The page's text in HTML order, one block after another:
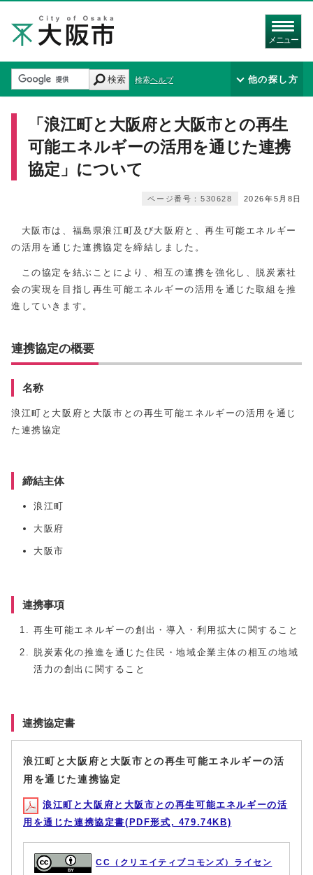
メニュー
検索 検索ヘルプ 他の探し方
「浪江町と大阪府と大阪市との再生
可能エネルギーの活用を通じた連携
協定」について
2026年5月8日
ページ番号：530628
大阪市は、福島県浪江町及び大阪府と、再生可能エネルギー
の活用を通じた連携協定を締結しました。
この協定を結ぶことにより、相互の連携を強化し、脱炭素社
会の実現を目指し再生可能エネルギーの活用を通じた取組を推
進していきます。
連携協定の概要
名称
浪江町と大阪府と大阪市との再生可能エネルギーの活用を通じ
た連携協定
締結主体
浪江町
大阪府
大阪市
連携事項
再生可能エネルギーの創出・導入・利用拡大に関すること
脱炭素化の推進を通じた住民・地域企業主体の相互の地域
活力の創出に関すること
連携協定書
浪江町と大阪府と大阪市との再生可能エネルギーの活
用を通じた連携協定
浪江町と大阪府と大阪市との再生可能エネルギーの活
用を通じた連携協定書(PDF形式, 479.74KB)
CC（クリエイティブコモンズ）ライセン